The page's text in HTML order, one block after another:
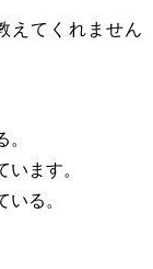
えてくれません
ます。
る。